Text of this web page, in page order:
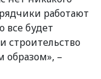
работают
все будет
строительство
образом», –